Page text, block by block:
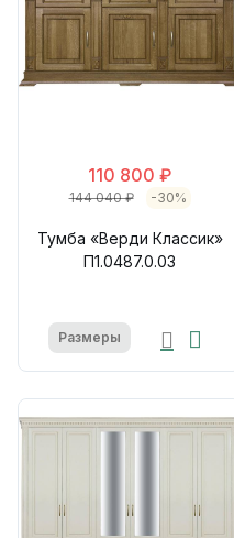
110 800 ₽
144 040 ₽ -30%
Тумба «Верди Классик»
П1.0487.0.03
Размеры